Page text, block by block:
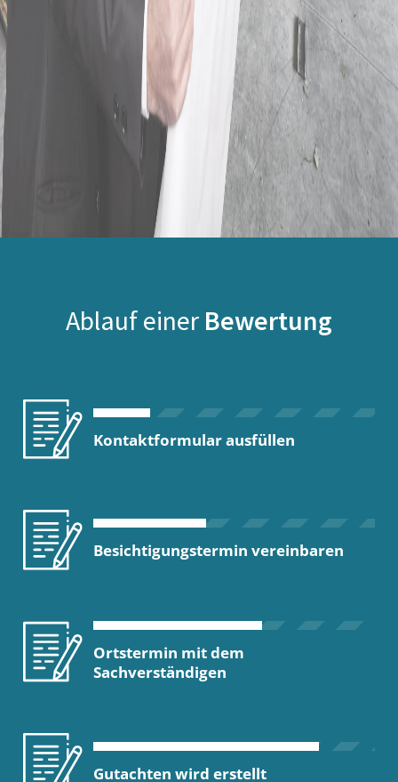
Ablauf einer Bewertung
Kontaktformular ausfüllen
Besichtigungstermin vereinbaren
Ortstermin mit dem
Sachverständigen
Gutachten wird erstellt